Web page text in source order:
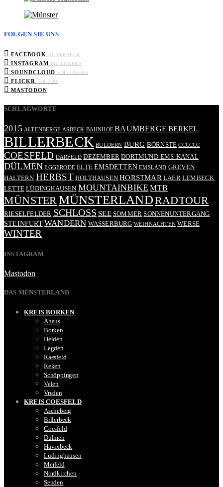
FOLGEN SIE UNS
FACEBOOK BILLERBECK
INSTAGRAM FOLLOWERS
SOUNDCLOUD FOLLOWERS
FLICKR FOLLOW
MASTODON
SCHLAGWORTE
2015 ALTENBERGE ASBECK BAHNHOF BAUMBERGE BERKEL
BILLERBECK BULDERN BURG BÖRNSTE CCCCCC
COESFELD DARFELD DEZEMBER DORTMUND-EMS-KANAL
DÜLMEN EGGERODE ELTE EMSDETTEN EMSLAND GREVEN
HALTERN HERBST HOLTHAUSEN HORSTMAR LAER LEMBECK
LETTE LÜDINGHAUSEN MOUNTAINBIKE MTB
MÜNSTERMÜNSTERLANDRADTOUR
RIESELFELDER SCHLOSS SEE SOMMER SONNENUNTERGANG
STEINFURT WANDERN WASSERBURG WEIHNACHTEN WERSE
WINTER
INSTAGRAM
Mastodon
DAS MÜNSTERLAND
KREIS BORKEN
Ahaus
Borken
Heiden
Legden
Raesfeld
Reken
Schöppingen
Velen
Vreden
KREIS COESFELD
Ascheberg
Billerbeck
Coesfeld
Dülmen
Havixbeck
Lüdinghausen
Merfeld
Nordkirchen
Senden